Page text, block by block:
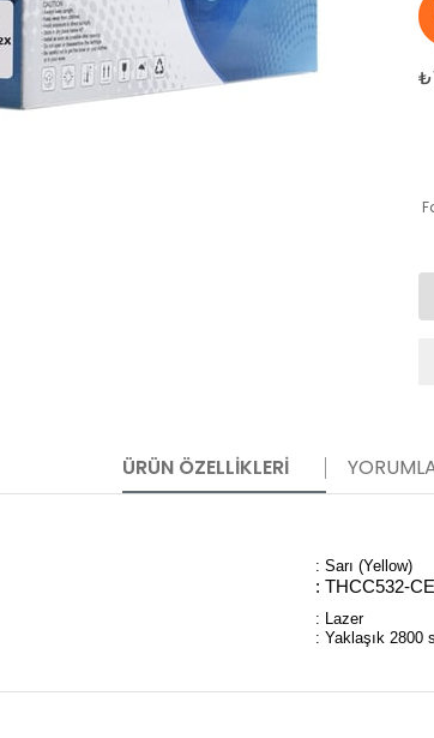
ÜRÜN ÖZELLIKLERI
: Sarı (Yellow)
: THCC532-
: Lazer
: Yaklaşık 2800